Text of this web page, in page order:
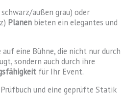
außen grau) oder
Planen bieten ein elegantes und
auf eine Bühne, die nicht nur durch
sondern auch durch ihre
für Ihr Event.
und eine geprüfte Statik